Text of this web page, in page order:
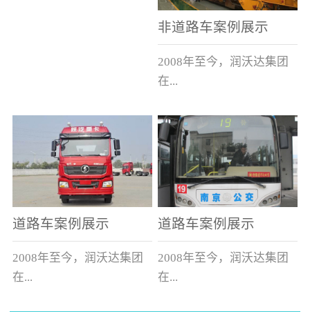
非道路车案例展示
2008年至今，润沃达集团
在...
中国累计升级改造非道路
运输车辆10000余辆，涵盖
了所有非道路车辆类型。
道路车案例展示
2008年至今，润沃达集团
在...
道路车案例展示
2008年至今，润沃达集团
在...